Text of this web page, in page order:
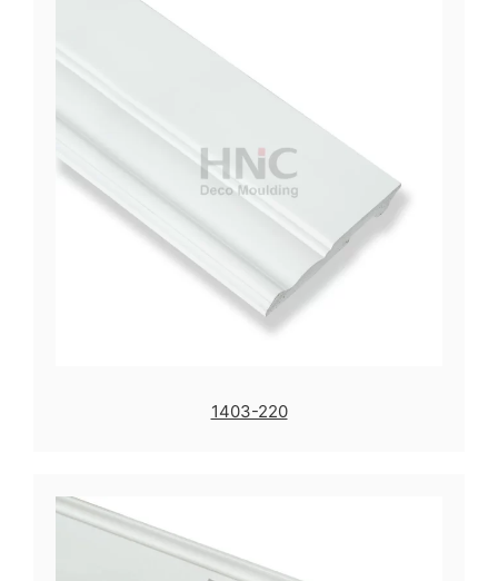
1403-220